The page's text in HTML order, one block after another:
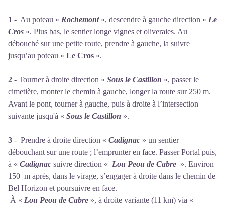
1 - Au poteau « Rochemont», descendre à gauche direction « Le
Cros ». Plus bas, le sentier longe vignes et oliveraies. Au
débouché sur une petite route, prendre à gauche, la suivre
jusqu’au poteau « Le Cros ».
2 - Tourner à droite direction « Sous le Castillon », passer le
cimetière, monter le chemin à gauche, longer la route sur 250 m.
Avant le pont, tourner à gauche, puis à droite à l’intersection
suivante jusqu'à « Sous le Castillon ».
3 - Prendre à droite direction « Cadignac » un sentier
débouchant sur une route ; l’emprunter en face. Passer Portal puis,
à « Cadignac suivre direction « Lou Peou de Cabre ». Environ
150 m après, dans le virage, s’engager à droite dans le chemin de
Bel Horizon et poursuivre en face.
À « Lou Peou de Cabre », à droite variante (11 km) via «